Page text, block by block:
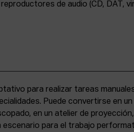
de audio (CD, DAT,
para realizar tareas
Puede convertirse en un
en un atelier de
escenario para el trabajo